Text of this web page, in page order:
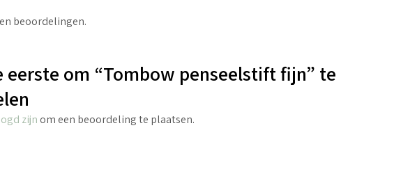
beoordelingen.
eerste om “Tombow penseelstift fijn” te
zijnom een beoordeling te plaatsen.